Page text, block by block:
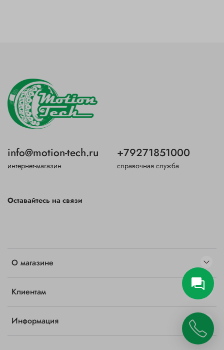
О магазине
Клиентам
Информация
info@motion-tech.ru
интернет-магазин
+79271851000
справочная служба
Оставайтесь на связи